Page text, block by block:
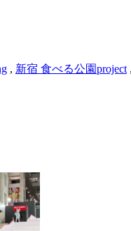
, 新宿 食べる公園project ,